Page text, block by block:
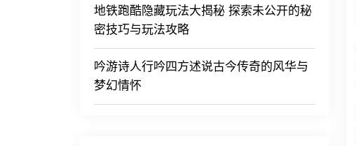
地铁跑酷隐藏玩法大揭秘 探索未公开的秘
密技巧与玩法攻略
吟游诗人行吟四方述说古今传奇的风华与
梦幻情怀